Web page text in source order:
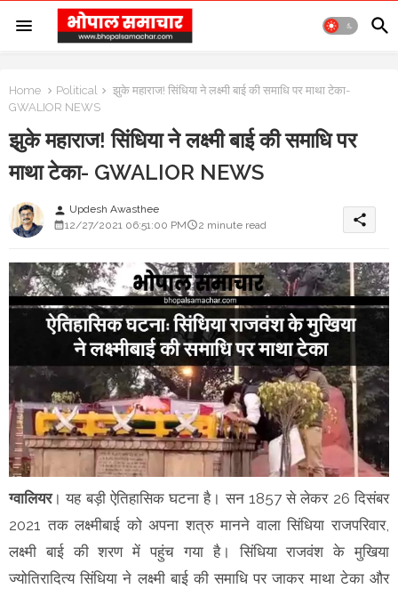
Home Political
झुके महाराज! सिंधिया ने लक्ष्मी बाई की समाधि पर माथा टेका-
GWALIOR NEWS
झुके महाराज! सिंधिया ने लक्ष्मी बाई की समाधि पर
माथा टेका- GWALIOR NEWS
person Updesh Awasthee
12/27/2021 06:51:00 PM
2 minute read share
ग्वालियर। यह बड़ी ऐतिहासिक घटना है। सन 1857 से लेकर 26 दिसंबर
2021 तक लक्ष्मीबाई को अपना शत्रु मानने वाला सिंधिया राजपरिवार,
लक्ष्मी बाई की शरण में पहुंच गया है। सिंधिया राजवंश के मुखिया
ज्योतिरादित्य सिंधिया ने लक्ष्मी बाई की समाधि पर जाकर माथा टेका और